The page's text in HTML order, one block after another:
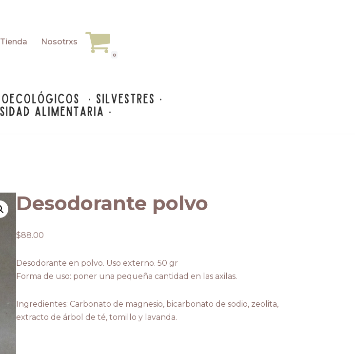
Tienda Nosotrxs
0
Desodorante polvo
$88.00
Desodorante en polvo. Uso externo. 50 gr
Forma de uso: poner una pequeña cantidad en las axilas.
Ingredientes: Carbonato de magnesio, bicarbonato de sodio, zeolita,
extracto de árbol de té, tomillo y lavanda.